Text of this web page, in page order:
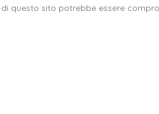
questo sito potrebbe essere